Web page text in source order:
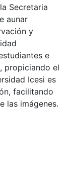
Secretaria
aunar
y
e
propiciando el
Icesi es
facilitando
las imágenes.